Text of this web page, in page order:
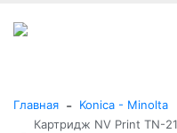
Главная - Konica - Minolta
Картридж NV Print TN-